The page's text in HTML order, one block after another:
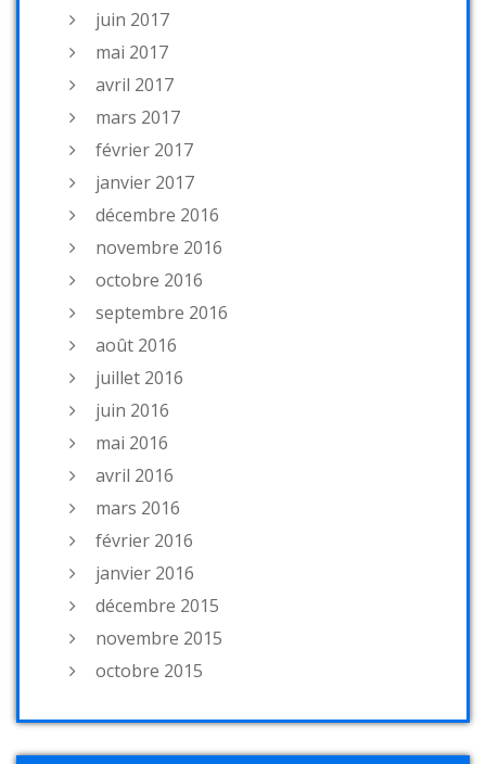
juin 2017
mai 2017
avril 2017
mars 2017
février 2017
janvier 2017
décembre 2016
novembre 2016
octobre 2016
septembre 2016
août 2016
juillet 2016
juin 2016
mai 2016
avril 2016
mars 2016
février 2016
janvier 2016
décembre 2015
novembre 2015
octobre 2015